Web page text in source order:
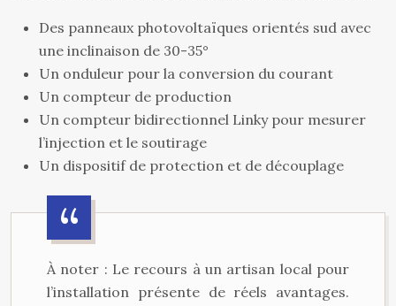
Des panneaux photovoltaïques orientés sud avec
une inclinaison de 30-35°
Un onduleur pour la conversion du courant
Un compteur de production
Un compteur bidirectionnel Linky pour mesurer
l’injection et le soutirage
Un dispositif de protection et de découplage
À noter : Le recours à un artisan local pour
l’installation présente de réels avantages.